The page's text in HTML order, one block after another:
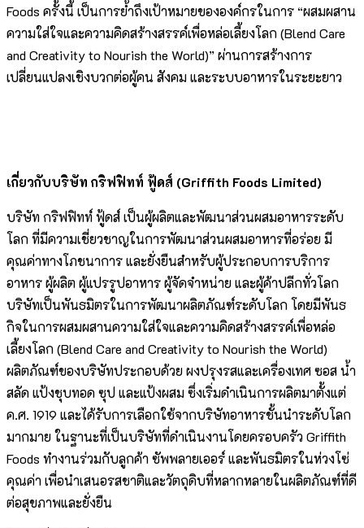
Foods ครั้งนี้ เป็นการย้ำถึงเป้าหมายขององค์กรในการ “ผสมผสาน
ความใส่ใจและความคิดสร้างสรรค์เพื่อหล่อเลี้ยงโลก (Blend Care
and Creativity to Nourish the World)” ผ่านการสร้างการ
เปลี่ยนแปลงเชิงบวกต่อผู้คน สังคม และระบบอาหารในระยะยาว
เกี่ยวกับบริษัท กริฟฟิทท์ ฟู้ดส์ (Griffith Foods Limited)
บริษัท กริฟฟิทท์ ฟู้ดส์ เป็นผู้ผลิตและพัฒนาส่วนผสมอาหารระดับ
โลก ที่มีความเชี่ยวชาญในการพัฒนาส่วนผสมอาหารที่อร่อย มี
คุณค่าทางโภชนาการ และยั่งยืนสำหรับผู้ประกอบการบริการ
อาหาร ผู้ผลิต ผู้แปรรูปอาหาร ผู้จัดจำหน่าย และผู้ค้าปลีกทั่วโลก
บริษัทเป็นพันธมิตรในการพัฒนาผลิตภัณฑ์ระดับโลก โดยมีพันธ
กิจในการผสมผสานความใส่ใจและความคิดสร้างสรรค์เพื่อหล่อ
เลี้ยงโลก (Blend Care and Creativity to Nourish the World)
ผลิตภัณฑ์ของบริษัทประกอบด้วย ผงปรุงรสและเครื่องเทศ ซอส น้ำ
สลัด แป้งชุบทอด ซุป และแป้งผสม ซึ่งเริ่มดำเนินการผลิตมาตั้งแต่
ค.ศ. 1919 และได้รับการเลือกใช้จากบริษัทอาหารชั้นนำระดับโลก
มากมาย ในฐานะที่เป็นบริษัทที่ดำเนินงานโดยครอบครัว Griffith
Foods ทำงานร่วมกับลูกค้า ซัพพลายเออร์ และพันธมิตรในห่วงโซ่
คุณค่า เพื่อนำเสนอรสชาติและวัตถุดิบที่หลากหลายในผลิตภัณฑ์ที่ดี
ต่อสุขภาพและยั่งยืน